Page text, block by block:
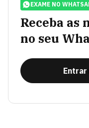
EXAME NO
Receba as
no seu
Entrar